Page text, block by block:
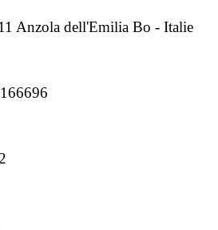
Anzola dell'Emilia Bo - Italie